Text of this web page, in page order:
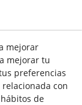
mejorar
mejorar tu
preferencias
con
de